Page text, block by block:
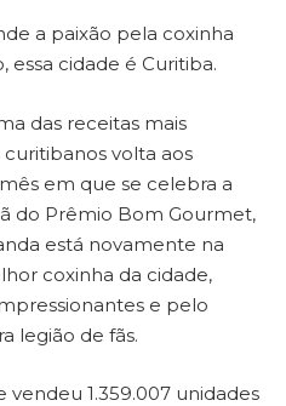
a paixão pela coxinha
essa cidade é Curitiba.
das receitas mais
volta aos
em que se celebra a
do Prêmio Bom Gourmet,
está novamente na
coxinha da cidade,
e pelo
legião de fãs.
1.359.007 unidades